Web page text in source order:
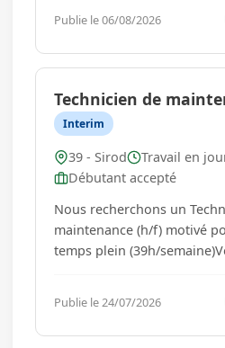
panneaux clt de
bois résineux. Vous devrez
programme de découpe ...
Publie le 06/08/2026
Technicien de
Interim
39 - Sirod
Travail en
Débutant accepté
Nous recherchons un
maintenance (h/f) motivé
temps plein (39h/
maintenance, vous aurez
d'assurer le bon
de production. Vous
Publie le 24/07/2026